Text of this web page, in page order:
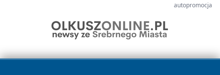
autopromocja